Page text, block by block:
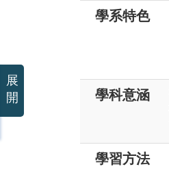
學系特色
學科意涵
學習方法
展
開